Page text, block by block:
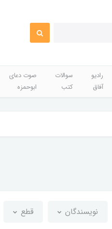
رادیو
آفاق
سوالات
کتب
صوت دعای
ابوحمزه
نویسندگان قطع